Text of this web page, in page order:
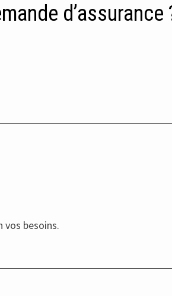
d’assurance
besoins.